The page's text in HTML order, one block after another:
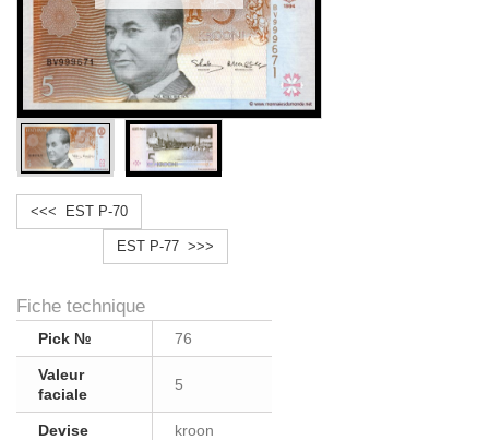
<<< EST P-70
EST P-77 >>>
Fiche technique
Pick № 76
Valeur
faciale
5
Devise kroon